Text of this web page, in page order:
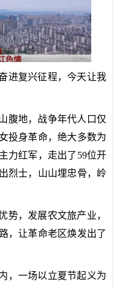
进复兴征程，今天让我
腹地，战争年代人口仅
投身革命，绝大多数为
力红军，走出了59位开
烈士，山山埋忠骨，岭
势，发展农文旅产业，
，让革命老区焕发出了
，一场以立夏节起义为